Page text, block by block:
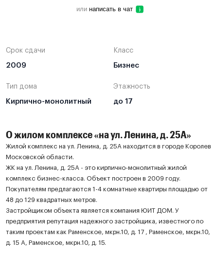
или написать в чат
Срок сдачи
2009
Класс
Бизнес
Тип дома
Кирпично-монолитный
Этажность
до 17
О жилом комплексе «на ул. Ленина, д. 25А»
Жилой комплекс на ул. Ленина, д. 25А находится в городе Королев
Московской области.
ЖК на ул. Ленина, д. 25А - это кирпично-монолитный жилой
комплекс бизнес-класса. Объект построен в 2009 году.
Покупателям предлагаются 1-4 комнатные квартиры площадью от
48 до 129 квадратных метров.
Застройщиком объекта является компания ЮИТ ДОМ. У
предприятия репутация надежного застройщика, известного по
таким проектам как Раменское, мкрн.10, д. 17 , Раменское, мкрн.10,
д. 15 А, Раменское, мкрн.10, д. 15.